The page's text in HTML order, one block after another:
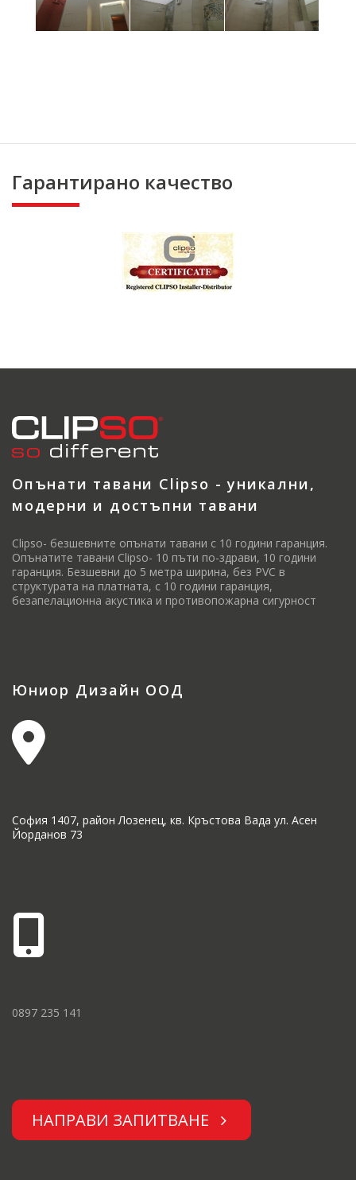
Гарантирано качество
Опънати тавани Clipso - уникални,
модерни и достъпни тавани
Clipso- безшевните опънати тавани с 10 години гаранция.
Опънатите тавани Clipso- 10 пъти по-здрави, 10 години
гаранция. Безшевни до 5 метра ширина, без PVC в
структурата на платната, с 10 години гаранция,
безапелационна акустика и противопожарна сигурност
Юниор Дизайн ООД
София 1407, район Лозенец, кв. Кръстова Вада ул. Асен
Йорданов 73
0897 235 141
НАПРАВИ ЗАПИТВАНЕ